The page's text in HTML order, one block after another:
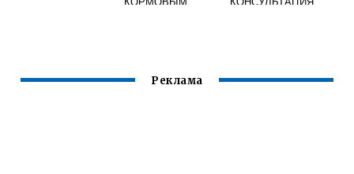
Реклама